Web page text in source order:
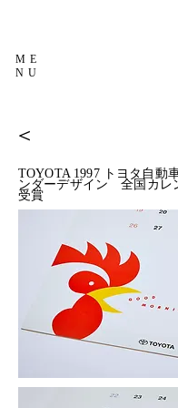
ME
NU
＜
TOYOTA 1997 トヨタ自
ンダーデザイン 全国カレ
受賞